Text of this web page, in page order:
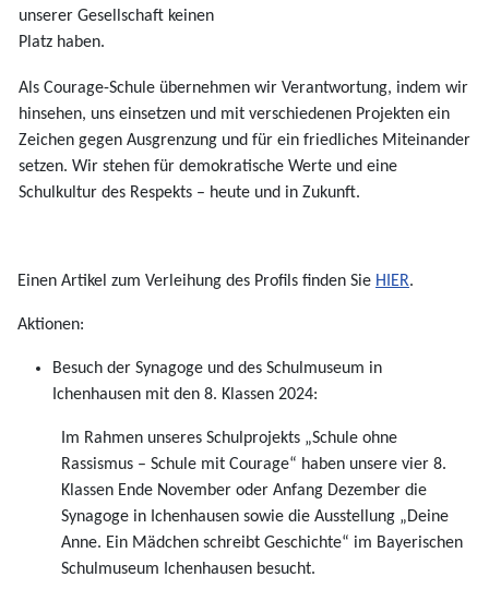
unserer Gesellschaft keinen
Platz haben.
Als Courage-Schule übernehmen wir Verantwortung, indem wir
hinsehen, uns einsetzen und mit verschiedenen Projekten ein
Zeichen gegen Ausgrenzung und für ein friedliches Miteinander
setzen. Wir stehen für demokratische Werte und eine
Schulkultur des Respekts – heute und in Zukunft.
Einen Artikel zum Verleihung des Profils finden Sie HIER.
Aktionen:
Besuch der Synagoge und des Schulmuseum in
Ichenhausen mit den 8. Klassen 2024:
Im Rahmen unseres Schulprojekts „Schule ohne
Rassismus – Schule mit Courage“ haben unsere vier 8.
Klassen Ende November oder Anfang Dezember die
Synagoge in Ichenhausen sowie die Ausstellung „Deine
Anne. Ein Mädchen schreibt Geschichte“ im Bayerischen
Schulmuseum Ichenhausen besucht.